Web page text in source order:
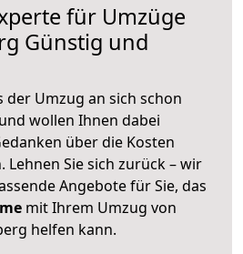
für Umzüge
Günstig und
der Umzug an sich schon
wollen Ihnen dabei
über die Kosten
Lehnen Sie sich zurück – wir
Angebote für Sie, das
mit Ihrem Umzug von
helfen kann.